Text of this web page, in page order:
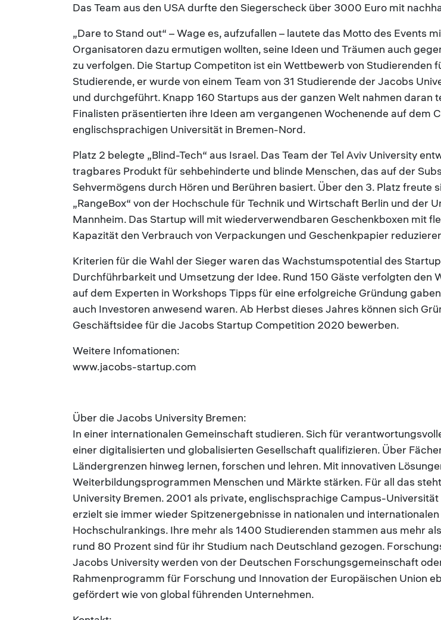
Das Team aus den USA durfte den Siegerscheck über 3000 Euro mit
„Dare to Stand out“ – Wage es, aufzufallen – lautete das Motto des Events
Organisatoren dazu ermutigen wollten, seine Ideen und Träumen auch
zu verfolgen. Die Startup Competiton ist ein Wettbewerb von Studierenden
Studierende, er wurde von einem Team von 31 Studierende der Jacobs
und durchgeführt. Knapp 160 Startups aus der ganzen Welt nahmen daran
Finalisten präsentierten ihre Ideen am vergangenen Wochenende auf dem
englischsprachigen Universität in Bremen-Nord.
Platz 2 belegte „Blind-Tech“ aus Israel. Das Team der Tel Aviv University
tragbares Produkt für sehbehinderte und blinde Menschen, das auf der
Sehvermögens durch Hören und Berühren basiert. Über den 3. Platz freute
„RangeBox“ von der Hochschule für Technik und Wirtschaft Berlin und der
Mannheim. Das Startup will mit wiederverwendbaren Geschenkboxen mit
Kapazität den Verbrauch von Verpackungen und Geschenkpapier
Kriterien für die Wahl der Sieger waren das Wachstumspotential des
Durchführbarkeit und Umsetzung der Idee. Rund 150 Gäste verfolgten den
auf dem Experten in Workshops Tipps für eine erfolgreiche Gründung
auch Investoren anwesend waren. Ab Herbst dieses Jahres können sich
Geschäftsidee für die Jacobs Startup Competition 2020 bewerben.
Weitere Infomationen:
www.jacobs-startup.com
Über die Jacobs University Bremen:
In einer internationalen Gemeinschaft studieren. Sich für
einer digitalisierten und globalisierten Gesellschaft qualifizieren. Über
Ländergrenzen hinweg lernen, forschen und lehren. Mit innovativen
Weiterbildungsprogrammen Menschen und Märkte stärken. Für all das
University Bremen. 2001 als private, englischsprachige Campus-
erzielt sie immer wieder Spitzenergebnisse in nationalen und internationalen
Hochschulrankings. Ihre mehr als 1400 Studierenden stammen aus mehr
rund 80 Prozent sind für ihr Studium nach Deutschland gezogen.
Jacobs University werden von der Deutschen Forschungsgemeinschaft
Rahmenprogramm für Forschung und Innovation der Europäischen Union
gefördert wie von global führenden Unternehmen.